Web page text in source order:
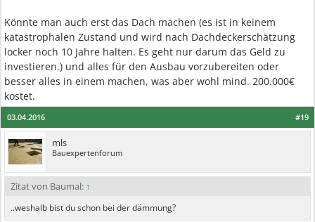
Könnte man auch erst das Dach machen (es ist in keinem
katastrophalen Zustand und wird nach Dachdeckerschätzung
locker noch 10 Jahre halten. Es geht nur darum das Geld zu
investieren.) und alles für den Ausbau vorzubereiten oder
besser alles in einem machen, was aber wohl mind. 200.000€
kostet.
#19
03.04.2016
mls
Bauexpertenforum
Zitat von Baumal: ↑
..weshalb bist du schon bei der dämmung?